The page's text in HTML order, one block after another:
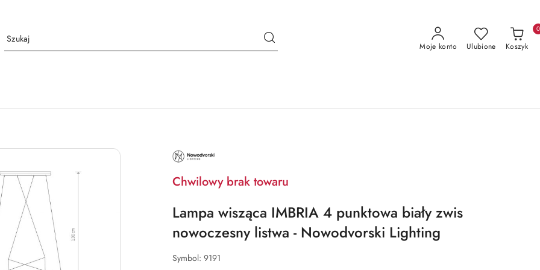
Moje konto Ulubione Koszyk
0
NAZWA
PRODUCENTA:
LIGHTING
Chwilowy brak towaru
Lampa wisząca IMBRIA 4 punktowa biały zwis
nowoczesny listwa - Nowodvorski Lighting
Symbol: 9191